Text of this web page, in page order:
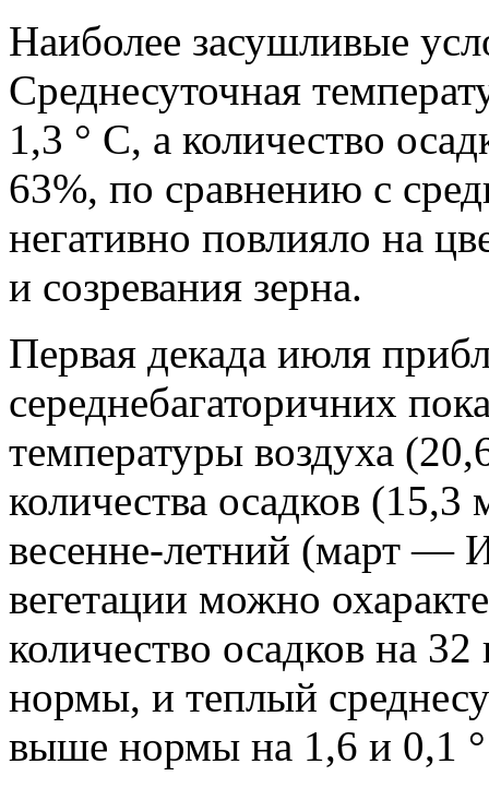
Наиболее засушливые
Среднесуточная
1,3 ° С, а количество
63%, по сравнению с
негативно повлияло на
и созревания зерна.
Первая декада июля
середнебагаторичних
температуры воздуха
количества осадков
весенне-летний (март —
вегетации можно
количество осадков на
нормы, и теплый
выше нормы на 1,6 и 0,1 °